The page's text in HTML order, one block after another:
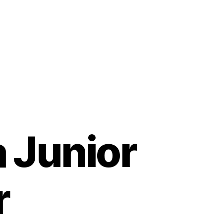
Junior